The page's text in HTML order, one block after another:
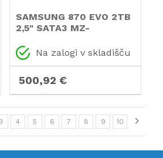
SAMSUNG 870 EVO 2TB
2,5" SATA3 MZ-
Na zalogi v skladišču
500,92 €
4 5 6 7 8 9 10